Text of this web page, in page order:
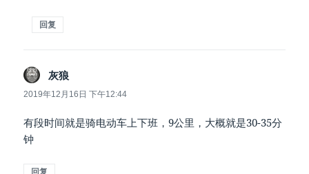
回复
灰狼
道：
2019年12月16日 下午12:44
有段时间就是骑电动车上下班，9公里，大概就是30-35分
钟
回复